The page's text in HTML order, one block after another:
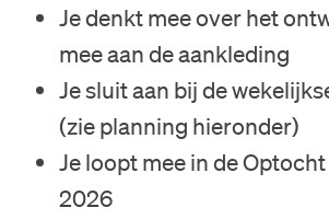
Je denkt mee over het
mee aan de aankleding
Je sluit aan bij de
(zie planning hieronder)
Je loopt mee in de
2026